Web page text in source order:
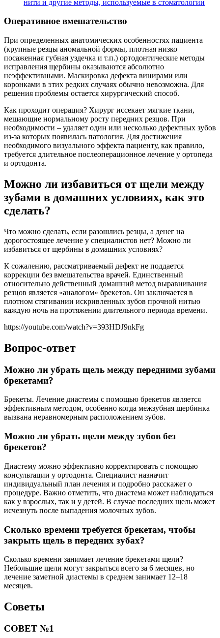
нити и другие методы, используемые в стоматологии
Оперативное вмешательство
При определенных анатомических особенностях пациента
(крупные резцы аномальной формы, плотная низко
посаженная губная уздечка и т.п.) ортодонтические методы
исправления щербины оказываются абсолютно
неэффективными. Маскировка дефекта винирами или
коронками в этих редких случаях обычно невозможна. Для
решения проблемы остается хирургический способ.
Как проходит операция? Хирург иссекает мягкие ткани,
мешающие нормальному росту передних резцов. При
необходимости – удаляет один или несколько дефектных зубов
из-за которых появилась патология. Для достижения
необходимого визуального эффекта пациенту, как правило,
требуется длительное послеоперационное лечение у ортопеда
и ортодонта.
Можно ли избавиться от щели между
зубами в домашних условиях, как это
сделать?
Что можно сделать, если разошлись резцы, а денег на
дорогостоящее лечение у специалистов нет? Можно ли
избавиться от щербины в домашних условиях?
К сожалению, рассматриваемый дефект не поддается
коррекции без вмешательства врачей. Единственный
относительно действенный домашний метод выравнивания
резцов является «аналогом» брекетов. Он заключается в
плотном стягивании искривленных зубов прочной нитью
каждую ночь на протяжении длительного периода времени.
https://youtube.com/watch?v=393HDJ9nkFg
Вопрос-ответ
Можно ли убрать щель между передними зубами
брекетами?
Брекеты. Лечение диастемы с помощью брекетов является
эффективным методом, особенно когда межзубная щербинка
вызвана неравномерным расположением зубов.
Можно ли убрать щели между зубов без
брекетов?
Диастему можно эффективно корректировать с помощью
консультации у ортодонта. Специалист назначит
индивидуальный план лечения и подробно расскажет о
процедуре. Важно отметить, что диастема может наблюдаться
как у взрослых, так и у детей. В случае последних щель может
исчезнуть после выпадения молочных зубов.
Сколько времени требуется брекетам, чтобы
закрыть щель в передних зубах?
Сколько времени занимает лечение брекетами щели?
Небольшие щели могут закрыться всего за 6 месяцев, но
лечение заметной диастемы в среднем занимает 12–18
месяцев.
Советы
СОВЕТ №1